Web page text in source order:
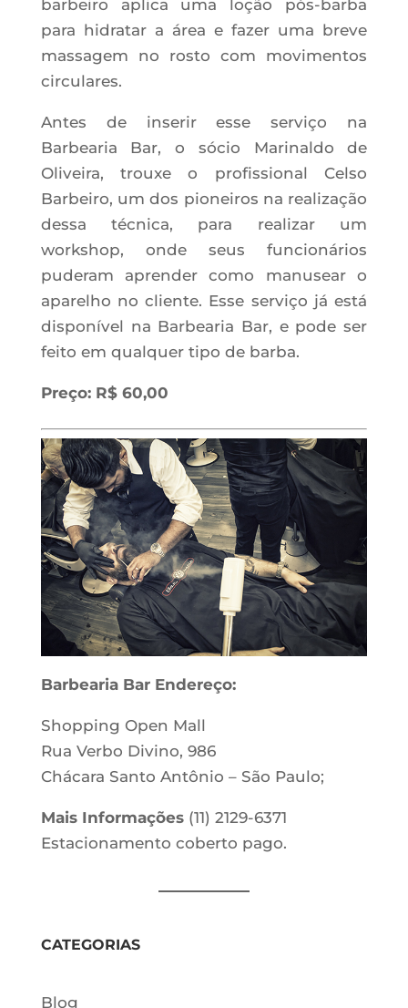
barbeiro aplica uma loção pós-barba
para hidratar a área e fazer uma breve
massagem no rosto com movimentos
circulares.
Antes de inserir esse serviço na
Barbearia Bar, o sócio Marinaldo de
Oliveira, trouxe o profissional Celso
Barbeiro, um dos pioneiros na realização
dessa técnica, para realizar um
workshop, onde seus funcionários
puderam aprender como manusear o
aparelho no cliente. Esse serviço já está
disponível na Barbearia Bar, e pode ser
feito em qualquer tipo de barba.
Preço: R$ 60,00
Barbearia Bar Endereço:
Shopping Open Mall
Rua Verbo Divino, 986
Chácara Santo Antônio – São Paulo;
Mais Informações (11) 2129-6371
Estacionamento coberto pago.
CATEGORIAS
Blog